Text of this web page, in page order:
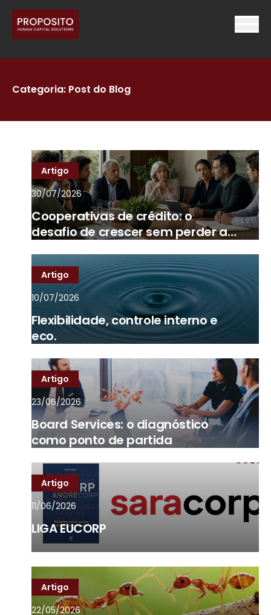
Categoria: Post do Blog
Artigo
30/07/2026
Cooperativas de crédito: o
desafio de crescer sem perder a
Artigo
10/07/2026
Flexibilidade, controle interno e
eco.
Artigo
23/06/2026
Board Services: o diagnóstico
como ponto de partida
Artigo
11/06/2026
LIGA EUCORP
Artigo
22/05/2026